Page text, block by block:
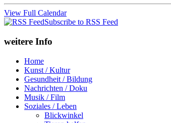
View Full Calendar
Subscribe to RSS Feed
weitere Info
Home
Kunst / Kultur
Gesundheit / Bildung
Nachrichten / Doku
Musik / Film
Soziales / Leben
Blickwinkel